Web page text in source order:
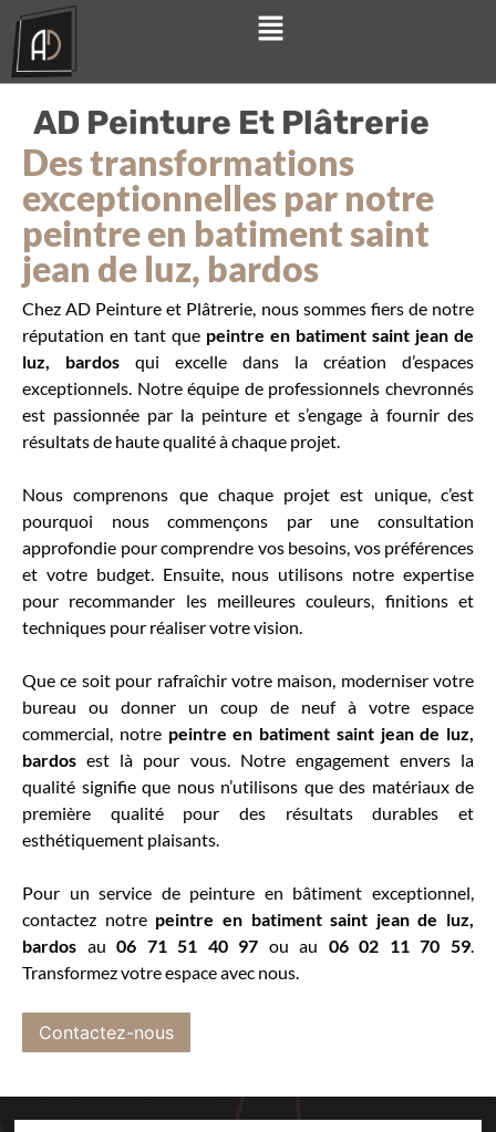
AD Peinture Et Plâtrerie
Des transformations
exceptionnelles par notre
peintre en batiment saint
jean de luz, bardos
Chez AD Peinture et Plâtrerie, nous sommes fiers de notre
réputation en tant que peintre en batiment saint jean de
luz, bardos qui excelle dans la création d’espaces
exceptionnels. Notre équipe de professionnels chevronnés
est passionnée par la peinture et s’engage à fournir des
résultats de haute qualité à chaque projet.
Nous comprenons que chaque projet est unique, c’est
pourquoi nous commençons par une consultation
approfondie pour comprendre vos besoins, vos préférences
et votre budget. Ensuite, nous utilisons notre expertise
pour recommander les meilleures couleurs, finitions et
techniques pour réaliser votre vision.
Que ce soit pour rafraîchir votre maison, moderniser votre
bureau ou donner un coup de neuf à votre espace
commercial, notre peintre en batiment saint jean de luz,
bardosest là pour vous. Notre engagement envers la
qualité signifie que nous n’utilisons que des matériaux de
première qualité pour des résultats durables et
esthétiquement plaisants.
Pour un service de peinture en bâtiment exceptionnel,
contactez notre peintre en batiment saint jean de luz,
bardos au06 71 51 40 97 ou au 06 02 11 70 59.
Transformez votre espace avec nous.
Contactez-nous